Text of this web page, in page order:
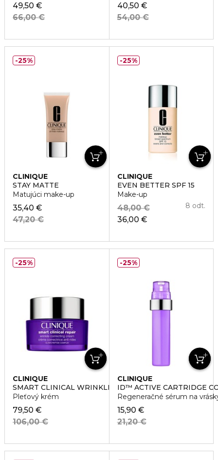
49,50 €
66,00 €
40,50 €
54,00 €
CLINIQUE
STAY MATTE
Matujúci make-up
35,40 €
47,20 €
25%
CLINIQUE
EVEN BETTER SPF 15
Make-up
36,00 €
48,00 € 8 odt.
25%
CLINIQUE
SMART CLINICAL WRINKLE CORRECTING CREAM
Pleťový krém
79,50 €
106,00 €
25%
CLINIQUE
ID™ ACTIVE CARTRIDGE
Regeneračné sérum na
15,90 €
21,20 €
25%